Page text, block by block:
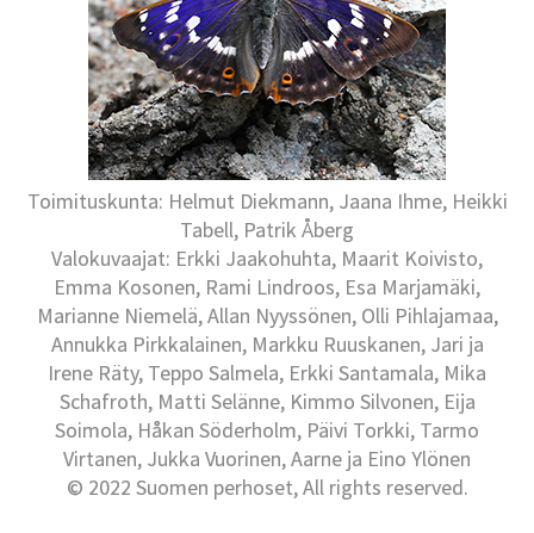
Toimituskunta: Helmut Diekmann, Jaana Ihme, Heikki
Tabell, Patrik Åberg
Valokuvaajat: Erkki Jaakohuhta, Maarit Koivisto,
Emma Kosonen, Rami Lindroos, Esa Marjamäki,
Marianne Niemelä, Allan Nyyssönen, Olli Pihlajamaa,
Annukka Pirkkalainen, Markku Ruuskanen, Jari ja
Irene Räty, Teppo Salmela, Erkki Santamala, Mika
Schafroth, Matti Selänne, Kimmo Silvonen, Eija
Soimola, Håkan Söderholm, Päivi Torkki, Tarmo
Virtanen, Jukka Vuorinen, Aarne ja Eino Ylönen
© 2022 Suomen perhoset, All rights reserved.